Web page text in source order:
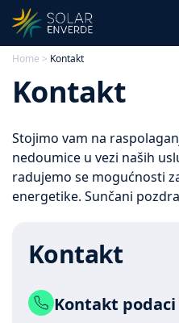
Home > Kontakt
Kontakt
Stojimo vam na
nedoumice u vezi naših
radujemo se mogućnosti
energetike. Sunčani
Kontakt
Kontakt podaci